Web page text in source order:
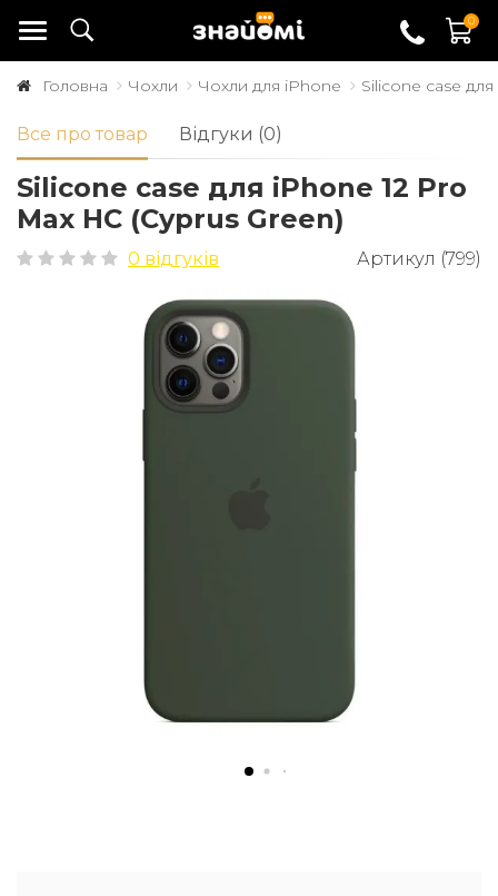
0
Головна Чохли Чохли для iPhone Silicone case
Все про товар Відгуки (0)
Silicone case для iPhone 12 Pro
Max HC (Cyprus Green)
0 відгуків Артикул (799)